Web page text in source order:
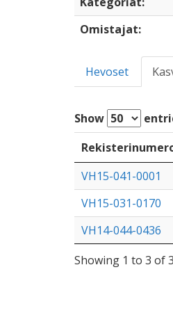
Omistajat:
Hevoset
Show
VH15-041-0001
VH15-031-0170
VH14-044-0436
Showing 1 to 3 of